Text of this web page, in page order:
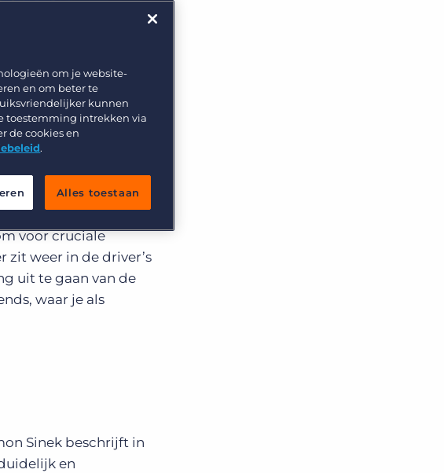
verlegd en nieuwe
terugloopt. De
viert een
voor cruciale
zit weer in de driver’s
uit te gaan van de
waar je als
Sinek beschrijft in
en
om je website-
en om beter te
kunnen
toestemming intrekken via
de cookies en
.
Alles toestaan